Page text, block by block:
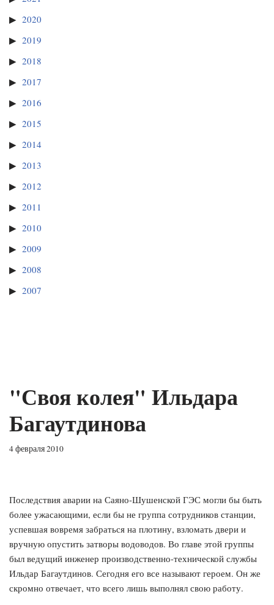
2020
2019
2018
2017
2016
2015
2014
2013
2012
2011
2010
2009
2008
2007
"Своя колея" Ильдара
Багаутдинова
4 февраля 2010
Последствия аварии на Саяно-Шушенской ГЭС могли бы быть
более ужасающими, если бы не группа сотрудников станции,
успевшая вовремя забраться на плотину, взломать двери и
вручную опустить затворы водоводов. Во главе этой группы
был ведущий инженер производственно-технической службы
Ильдар Багаутдинов. Сегодня его все называют героем. Он же
скромно отвечает, что всего лишь выполнял свою работу.